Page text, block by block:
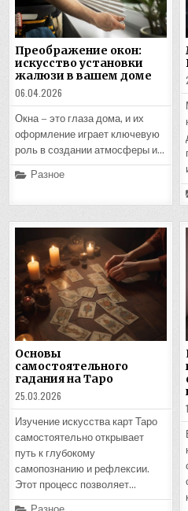
Преображение окон:
искусство установки
жалюзи в вашем доме
06.04.2026
Окна – это глаза дома, и их
оформление играет ключевую
роль в создании атмосферы и…
Posted
Разное
Основы
самостоятельного
гадания на Таро
25.03.2026
Изучение искусства карт Таро
самостоятельно открывает
путь к глубокому
самопознанию и рефлексии.
Этот процесс позволяет…